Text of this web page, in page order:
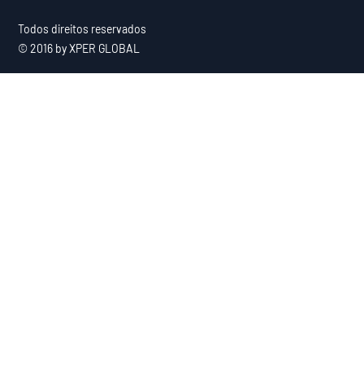
Todos direitos reservados
© 2016 by XPER GLOBAL